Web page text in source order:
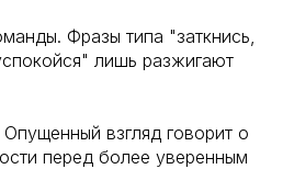
Фразы типа "заткнись,
лишь разжигают
взгляд говорит о
перед более уверенным